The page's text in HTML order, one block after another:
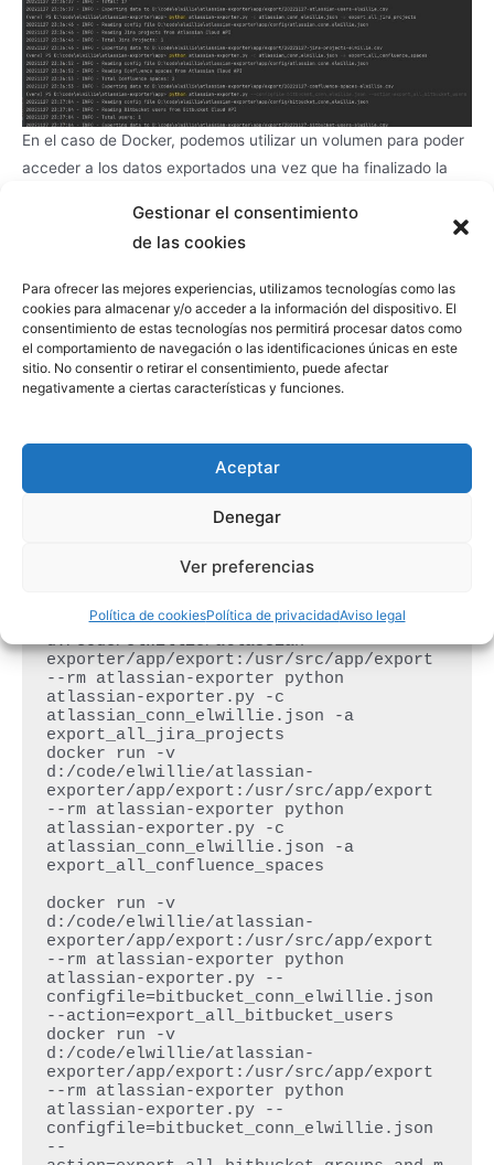
Gestionar el consentimiento
de las cookies
Para ofrecer las mejores experiencias, utilizamos tecnologías como las
cookies para almacenar y/o acceder a la información del dispositivo. El
consentimiento de estas tecnologías nos permitirá procesar datos como
el comportamiento de navegación o las identificaciones únicas en este
sitio. No consentir o retirar el consentimiento, puede afectar
negativamente a ciertas características y funciones.
Aceptar
Denegar
Ver preferencias
Política de cookiesPolítica de privacidadAviso legal
En el caso de Docker, podemos utilizar un volumen para poder
acceder a los datos exportados una vez que ha finalizado la
docker build -t atlassian-exporter .
docker images
docker run -v
d:/code/elwillie/atlassian-
exporter/app/export:/usr/src/app/export
export_all_jira_users
docker run -v
d:/code/elwillie/atlassian-
exporter/app/export:/usr/src/app/export
atlassian-exporter.py -c
docker run -v
d:/code/elwillie/atlassian-
exporter/app/export:/usr/src/app/export
--rm atlassian-exporter python
atlassian-exporter.py -c
atlassian_conn_elwillie.json -a
export_all_jira_projects
docker run -v
d:/code/elwillie/atlassian-
exporter/app/export:/usr/src/app/export
--rm atlassian-exporter python
atlassian-exporter.py -c
atlassian_conn_elwillie.json -a
export_all_confluence_spaces
docker run -v
d:/code/elwillie/atlassian-
exporter/app/export:/usr/src/app/export
--rm atlassian-exporter python
atlassian-exporter.py --
configfile=bitbucket_conn_elwillie.json
--action=export_all_bitbucket_users
docker run -v
d:/code/elwillie/atlassian-
exporter/app/export:/usr/src/app/export
--rm atlassian-exporter python
atlassian-exporter.py --
configfile=bitbucket_conn_elwillie.json
--